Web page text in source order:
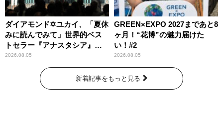
ダイアモンド✡ユカイ、「夏休
みに読んでみて」世界的ベス
トセラー『アナスタシア』を
紹介
2026.08.05
GREEN×EXPO 2027まであと8
ヶ月！“花博”の魅力届けた
い！#2
2026.08.05
新着記事をもっと見る